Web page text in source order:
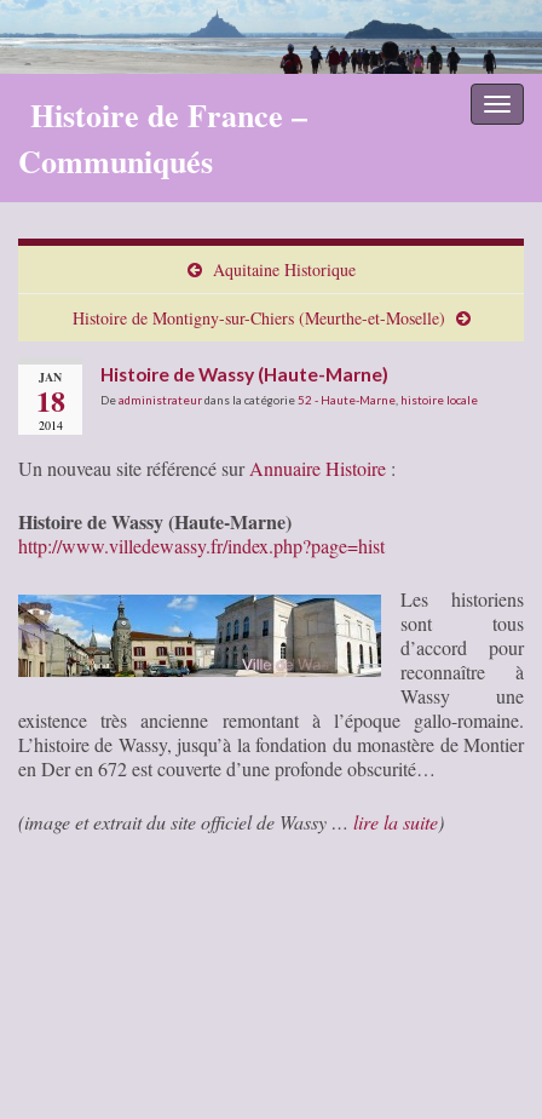
Histoire de France –
Communiqués
Aquitaine Historique
Histoire de Montigny-sur-Chiers (Meurthe-et-Moselle)
JAN
18
2014
Histoire de Wassy (Haute-Marne)
Deadministrateurdans la catégorie 52 - Haute-Marne histoire locale
Un nouveau site référencé surAnnuaire Histoire :
Histoire de Wassy (Haute-Marne)
http://www.villedewassy.fr/index.php?page=hist
Les historiens
sont tous
d’accord pour
reconnaître à
Wassy une
existence très ancienne remontant à l’époque gallo-romaine.
L’histoire de Wassy, jusqu’à la fondation du monastère de Montier
en Der en 672 est couverte d’une profonde obscurité…
(image et extrait du site officiel de Wassy … lire la suite)